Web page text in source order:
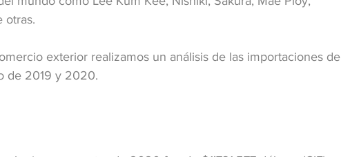
otras.
exterior realizamos un análisis de las importaciones de
de 2019 y 2020.